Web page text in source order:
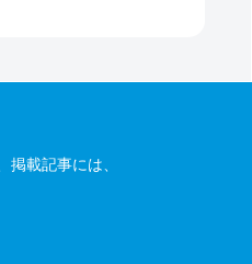
載記事には、